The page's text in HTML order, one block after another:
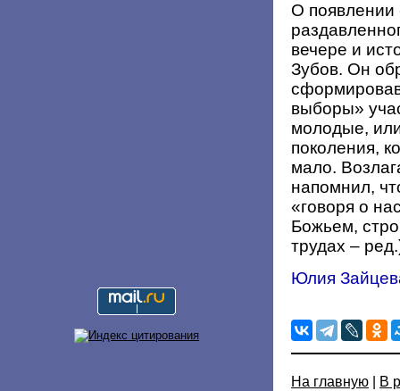
О появлении
вечере и
Зубов. Он
выборы»
молодые,
поколения,
мало.
напомнил,
«говоря о
Божьем,
трудах –
Юлия
На главную В